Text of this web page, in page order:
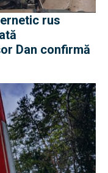
rus
Dan confirmă